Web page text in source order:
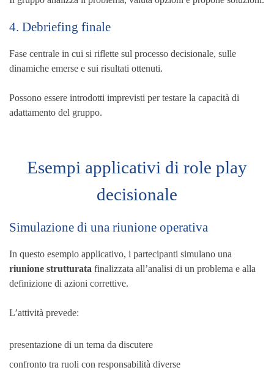
4. Debriefing finale
Fase centrale in cui si riflette sul processo decisionale, sulle
dinamiche emerse e sui risultati ottenuti.
Possono essere introdotti imprevisti per testare la capacità di
adattamento del gruppo.
Esempi applicativi di role play
decisionale
Simulazione di una riunione operativa
In questo esempio applicativo, i partecipanti simulano una
riunione strutturata finalizzata all’analisi di un problema e alla
definizione di azioni correttive.
L’attività prevede:
presentazione di un tema da discutere
confronto tra ruoli con responsabilità diverse